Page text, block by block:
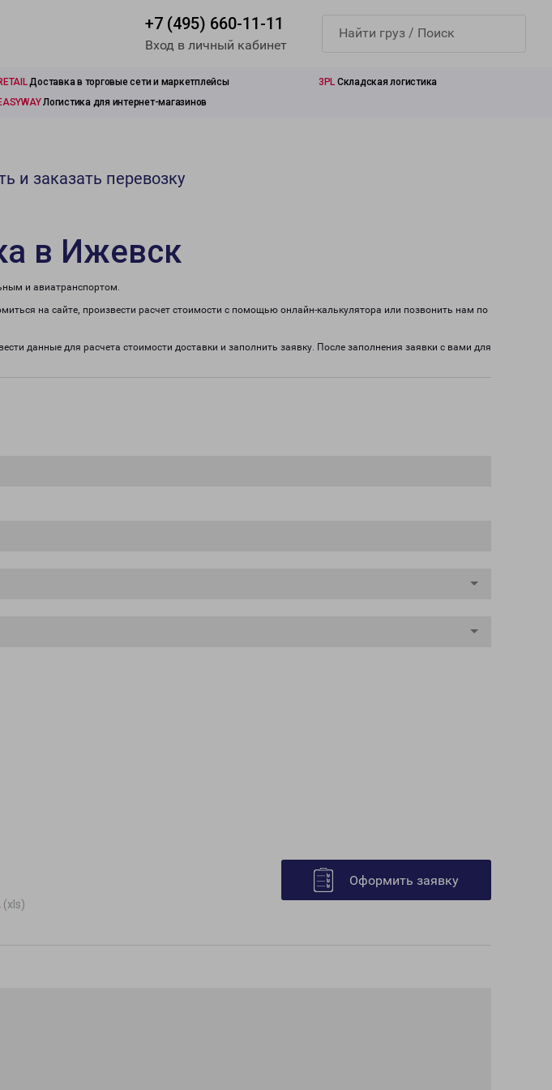
+7 (495) 660-11-11
Вход в личный кабинет
Доставка в торговые сети и маркетплейсы 3PL Складская логистика
Логистика для интернет-магазинов
и заказать перевозку
в Ижевск
и авиатранспортом.
на сайте, произвести расчет стоимости с помощью онлайн-калькулятора или позвонить нам по
данные для расчета стоимости доставки и заполнить заявку. После заполнения заявки с вами для
(xls)
Оформить заявку